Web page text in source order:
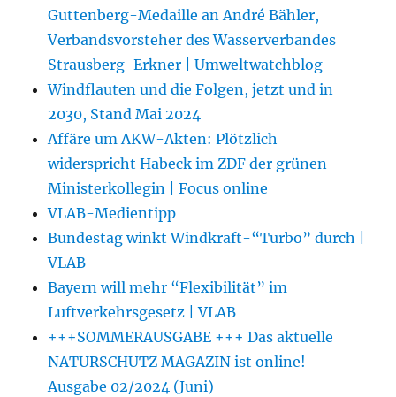
Guttenberg-Medaille an André Bähler,
Verbandsvorsteher des Wasserverbandes
Strausberg-Erkner | Umweltwatchblog
Windflauten und die Folgen, jetzt und in
2030, Stand Mai 2024
Affäre um AKW-Akten: Plötzlich
widerspricht Habeck im ZDF der grünen
Ministerkollegin | Focus online
VLAB-Medientipp
Bundestag winkt Windkraft-“Turbo” durch |
VLAB
Bayern will mehr “Flexibilität” im
Luftverkehrsgesetz | VLAB
+++SOMMERAUSGABE +++ Das aktuelle
NATURSCHUTZ MAGAZIN ist online!
Ausgabe 02/2024 (Juni)